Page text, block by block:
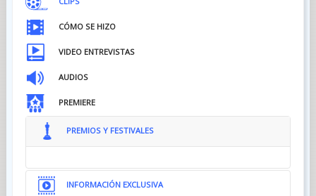
CÓMO SE HIZO
VIDEO ENTREVISTAS
AUDIOS
PREMIERE
PREMIOS Y FESTIVALES
INFORMACIÓN EXCLUSIVA